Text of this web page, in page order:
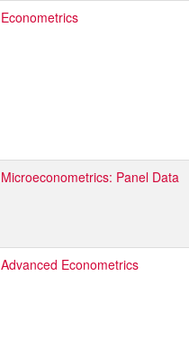
Econometrics
Microeconometrics: Panel Data
Advanced Econometrics